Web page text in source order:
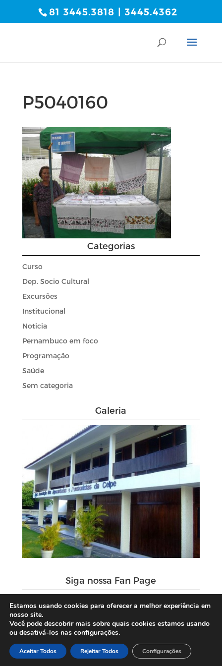
81 3445.3818 | 3445.4362
P5040160
Categorias
Curso
Dep. Socio Cultural
Excursões
Institucional
Noticia
Pernambuco em foco
Programação
Saúde
Sem categoria
Galeria
Siga nossa Fan Page
Estamos usando cookies para oferecer a melhor experiência em
nosso site.
Você pode descobrir mais sobre quais cookies estamos usando
ou desativá-los nas configurações.
Aceitar Todos Rejeitar Todos Configurações